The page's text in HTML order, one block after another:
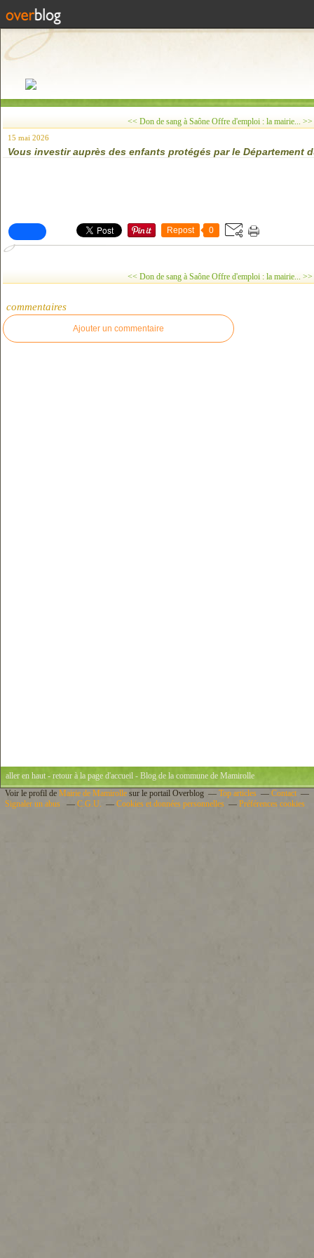
<< Don de sang à Saône Offre d'emploi : la mairie... >>
15 mai 2026
Vous investir auprès des enfants protégés par le Département
Repost 0
<< Don de sang à Saône Offre d'emploi : la mairie... >>
commentaires
Ajouter un commentaire
aller en haut- retour à la page d'accueil - Blog de la commune de Mamirolle
Voir le profil de Mairie de Mamirolle sur le portail Overblog Top articles
Contact
Signaler un abus
C.G.U. Cookies et données personnelles Préférences cookies